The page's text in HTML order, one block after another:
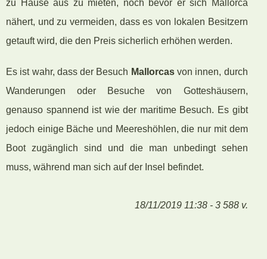
zu Hause aus zu mieten, noch bevor er sich Mallorca
nähert, und zu vermeiden, dass es von lokalen Besitzern
getauft wird, die den Preis sicherlich erhöhen werden.
Es ist wahr, dass der Besuch Mallorcasvon innen, durch
Wanderungen oder Besuche von Gotteshäusern,
genauso spannend ist wie der maritime Besuch. Es gibt
jedoch einige Bäche und Meereshöhlen, die nur mit dem
Boot zugänglich sind und die man unbedingt sehen
muss, während man sich auf der Insel befindet.
18/11/2019 11:38 - 3 588 v.